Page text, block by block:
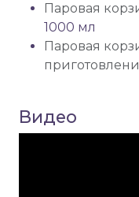
Паровая
1000 мл
Паровая
Видео